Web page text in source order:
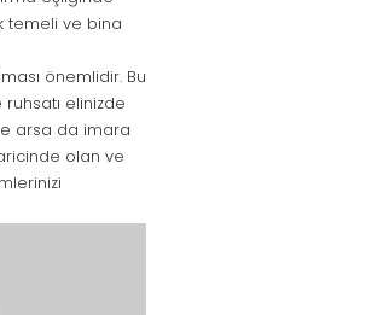
temeli ve bina
önemlidir. Bu
elinizde
arsa da imara
olan ve